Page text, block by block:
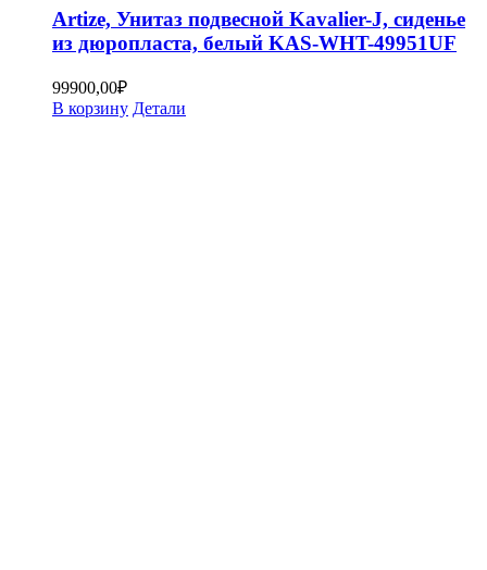
Artize, Унитаз подвесной Kavalier-J, сиденье
из дюропласта, белый KAS-WHT-49951UF
99900,00₽
В корзину Детали